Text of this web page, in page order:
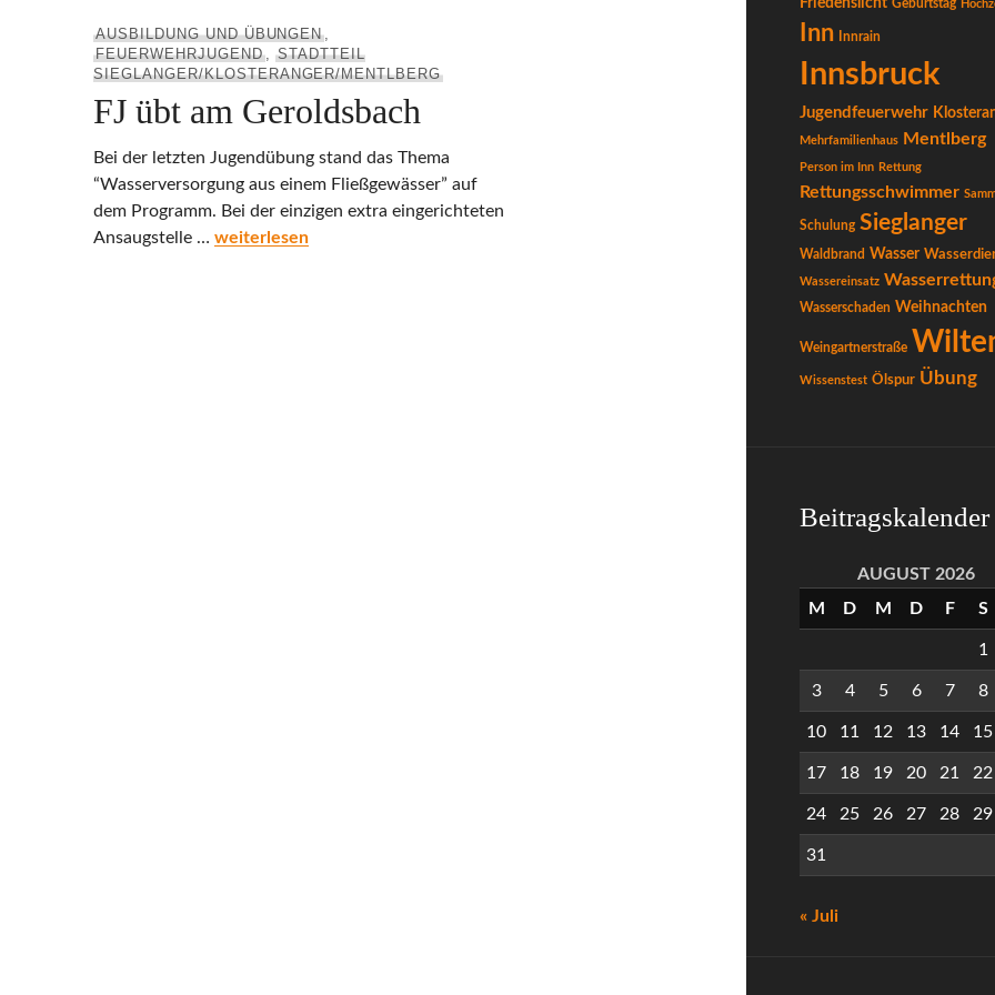
AUSBILDUNG UND ÜBUNGEN,
FEUERWEHRJUGEND,STADTTEIL
SIEGLANGER/KLOSTERANGER/MENTLBERG
FJ übt am Geroldsbach
Bei der letzten Jugendübung stand das Thema
“Wasserversorgung aus einem Fließgewässer” auf
dem Programm. Bei der einzigen extra eingerichteten
Ansaugstelle … FJ übt am Geroldsbach
weiterlesen
Friedenslicht Geburtstag
Inn Innrain
Innsbruck
Jugendfeuerwehr
Mehrfamilienhaus Mentlberg
Person im Inn Rettung
Rettungsschwimmer
Schulung Sieglanger
Waldbrand Wasser
Wassereinsatz
Wasserschaden Weihnachten
Weingartnerstraße
Wissenstest Ölspur Übung
Beitragskalender
AUGUST 2026
M
D M D F S
1
3 4 5 6 7 8
10 11 12 13 14 15
17 18 19 20 21 22
24 25 26 27 28 29
31
« Juli